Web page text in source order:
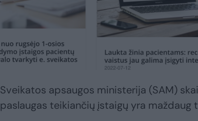
Sveikatos apsaugos ministerija (SAM)
paslaugas teikiančių įstaigų yra maždaug